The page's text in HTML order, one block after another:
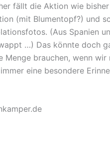
fällt die Aktion wie
(mit Blumentopf?) und
(Aus Spanien
…) Das könnte doch
brauchen, wenn
eine besondere